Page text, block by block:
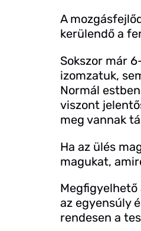
A
kerülendő a
Sokszor már
izomzatuk,
Normál
viszont
meg vannak
Ha az ülés
magukat,
az egyensúly
rendesen a